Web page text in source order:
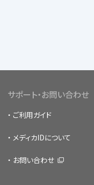
サポート・お問い合わせ
ご利用ガイド
メディカIDについて
お問い合わせ